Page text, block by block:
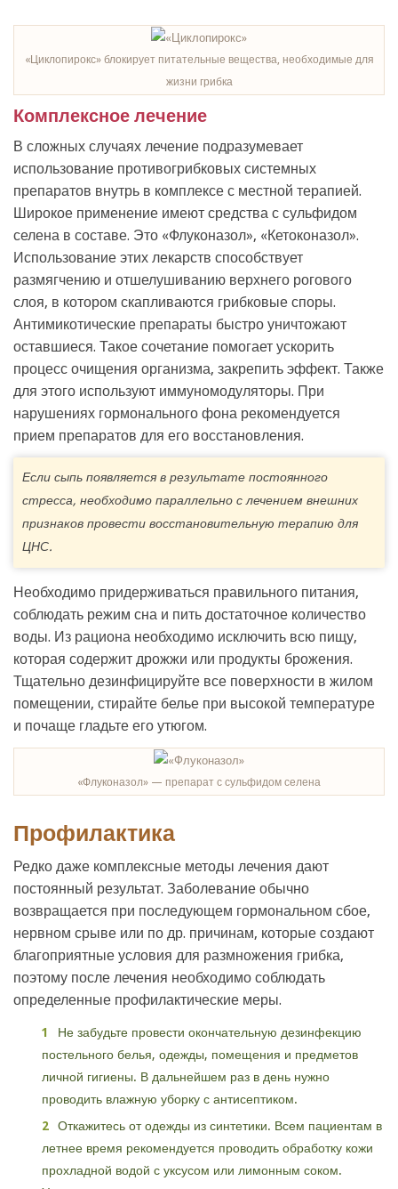
«Циклопирокс» блокирует питательные вещества, необходимые для
жизни грибка
Комплексное лечение
В сложных случаях лечение подразумевает
использование противогрибковых системных
препаратов внутрь в комплексе с местной терапией.
Широкое применение имеют средства с сульфидом
селена в составе. Это «Флуконазол», «Кетоконазол».
Использование этих лекарств способствует
размягчению и отшелушиванию верхнего рогового
слоя, в котором скапливаются грибковые споры.
Антимикотические препараты быстро уничтожают
оставшиеся. Такое сочетание помогает ускорить
процесс очищения организма, закрепить эффект. Также
для этого используют иммуномодуляторы. При
нарушениях гормонального фона рекомендуется
прием препаратов для его восстановления.
Если сыпь появляется в результате постоянного
стресса, необходимо параллельно с лечением внешних
признаков провести восстановительную терапию для
ЦНС.
Необходимо придерживаться правильного питания,
соблюдать режим сна и пить достаточное количество
воды. Из рациона необходимо исключить всю пищу,
которая содержит дрожжи или продукты брожения.
Тщательно дезинфицируйте все поверхности в жилом
помещении, стирайте белье при высокой температуре
и почаще гладьте его утюгом.
«Флуконазол» — препарат с сульфидом селена
Профилактика
Редко даже комплексные методы лечения дают
постоянный результат. Заболевание обычно
возвращается при последующем гормональном сбое,
нервном срыве или по др. причинам, которые создают
благоприятные условия для размножения грибка,
поэтому после лечения необходимо соблюдать
определенные профилактические меры.
Не забудьте провести окончательную дезинфекцию
постельного белья, одежды, помещения и предметов
личной гигиены. В дальнейшем раз в день нужно
проводить влажную уборку с антисептиком.
Откажитесь от одежды из синтетики. Всем пациентам в
летнее время рекомендуется проводить обработку кожи
прохладной водой с уксусом или лимонным соком.